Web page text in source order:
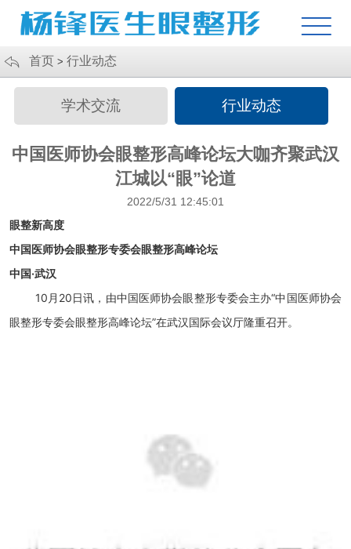
首页 >行业动态
学术交流 行业动态
中国医师协会眼整形高峰论坛大咖齐聚武汉
江城以“眼”论道
2022/5/31 12:45:01
眼整新高度
中国医师协会眼整形专委会眼整形高峰论坛
中国·武汉
10月20日讯，由中国医师协会眼整形专委会主办“中国医师协会
眼整形专委会眼整形高峰论坛”在武汉国际会议厅隆重召开。